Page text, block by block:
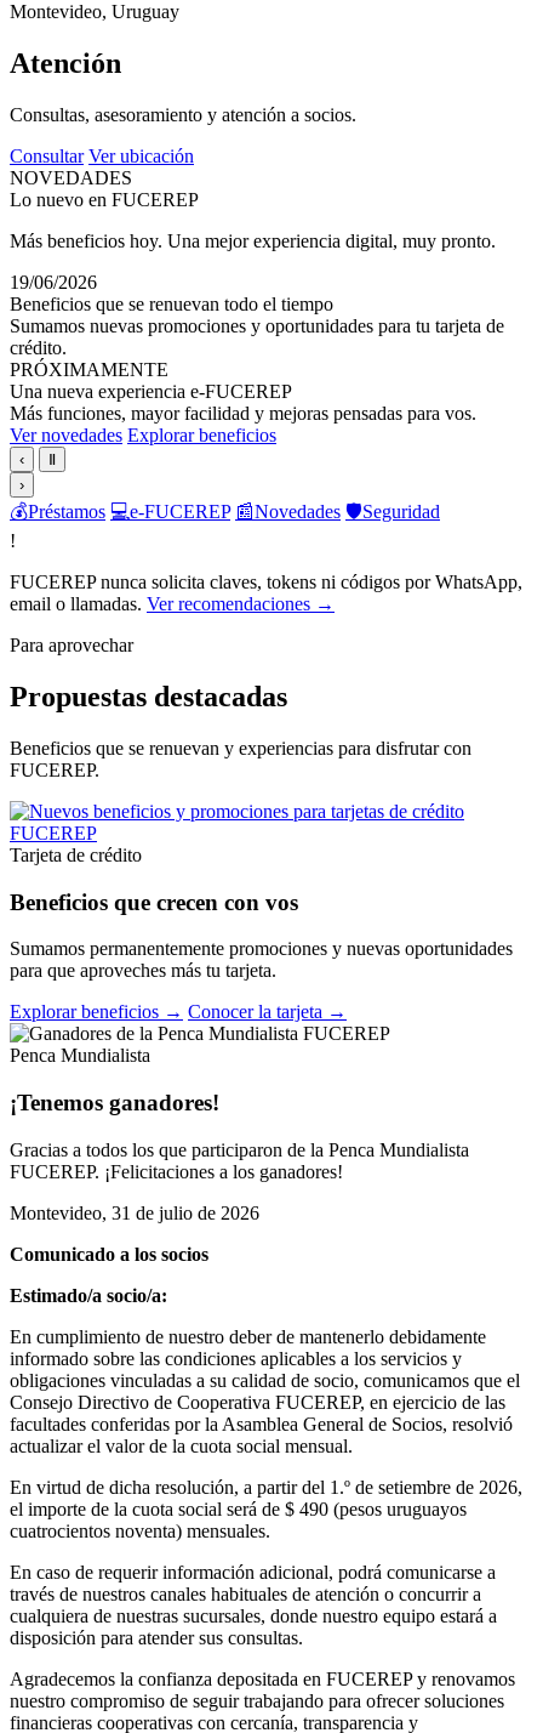
Montevideo, Uruguay
Atención
Consultas, asesoramiento y atención a socios.
Consultar Ver ubicación
NOVEDADES
Lo nuevo en FUCEREP
Más beneficios hoy. Una mejor experiencia digital, muy pronto.
19/06/2026
Beneficios que se renuevan todo el tiempo
Sumamos nuevas promociones y oportunidades para tu tarjeta de
crédito.
PRÓXIMAMENTE
Una nueva experiencia e-FUCEREP
Más funciones, mayor facilidad y mejoras pensadas para vos.
Ver novedades Explorar beneficios
‹
Ⅱ
›
💰Préstamos 💻e-FUCEREP 📰Novedades 🛡️Seguridad
!
FUCEREP nunca solicita claves, tokens ni códigos por WhatsApp,
email o llamadas. Ver recomendaciones →
Para aprovechar
Propuestas destacadas
Beneficios que se renuevan y experiencias para disfrutar con
FUCEREP.
Tarjeta de crédito
Beneficios que crecen con vos
Sumamos permanentemente promociones y nuevas oportunidades
para que aproveches más tu tarjeta.
Explorar beneficios → Conocer la tarjeta →
Penca Mundialista
¡Tenemos ganadores!
Gracias a todos los que participaron de la Penca Mundialista
FUCEREP. ¡Felicitaciones a los ganadores!
Montevideo, 31 de julio de 2026
Comunicado a los socios
Estimado/a socio/a:
En cumplimiento de nuestro deber de mantenerlo debidamente
informado sobre las condiciones aplicables a los servicios y
obligaciones vinculadas a su calidad de socio, comunicamos que el
Consejo Directivo de Cooperativa FUCEREP, en ejercicio de las
facultades conferidas por la Asamblea General de Socios, resolvió
actualizar el valor de la cuota social mensual.
En virtud de dicha resolución, a partir del 1.º de setiembre de 2026,
el importe de la cuota social será de $ 490 (pesos uruguayos
cuatrocientos noventa) mensuales.
En caso de requerir información adicional, podrá comunicarse a
través de nuestros canales habituales de atención o concurrir a
cualquiera de nuestras sucursales, donde nuestro equipo estará a
disposición para atender sus consultas.
Agradecemos la confianza depositada en FUCEREP y renovamos
nuestro compromiso de seguir trabajando para ofrecer soluciones
financieras cooperativas con cercanía, transparencia y